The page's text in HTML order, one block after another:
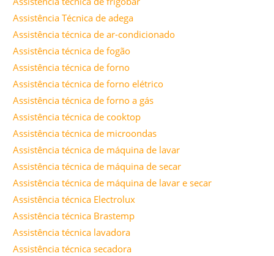
Assistência Técnica de adega
Assistência técnica de ar-condicionado
Assistência técnica de fogão
Assistência técnica de forno
Assistência técnica de forno elétrico
Assistência técnica de forno a gás
Assistência técnica de cooktop
Assistência técnica de microondas
Assistência técnica de máquina de lavar
Assistência técnica de máquina de secar
Assistência técnica de máquina de lavar e secar
Assistência técnica Electrolux
Assistência técnica Brastemp
Assistência técnica lavadora
Assistência técnica secadora